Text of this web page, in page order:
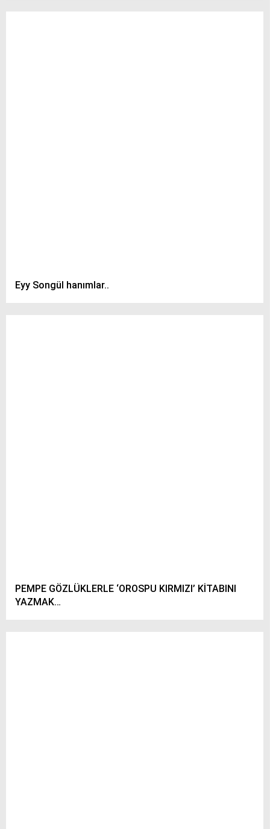
Eyy Songül hanımlar..
PEMPE GÖZLÜKLERLE ‘OROSPU KIRMIZI’ KİTABINI
YAZMAK…